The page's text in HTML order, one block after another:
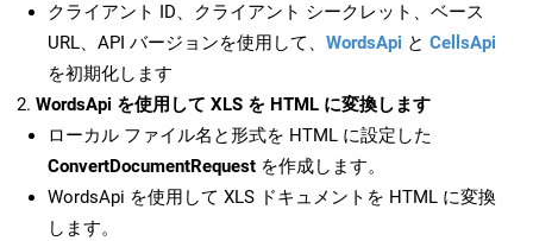
クライアント ID、クライアント シークレット、ベース
URL、API バージョンを使用して、 WordsApi と CellsApi
を初期化します
WordsApi を使用して XLS を HTML に変換します
ローカル ファイル名と形式を HTML に設定した
ConvertDocumentRequest を作成します。
WordsApi を使用して XLS ドキュメントを HTML に変換
します。